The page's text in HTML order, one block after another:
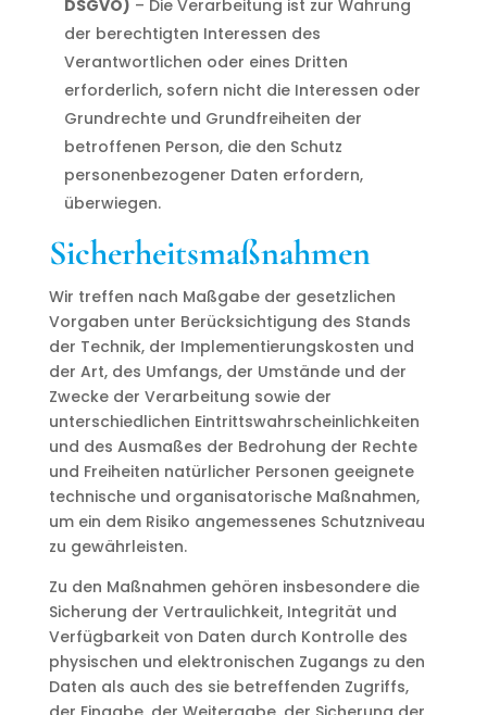
DSGVO) – Die Verarbeitung ist zur Wahrung
der berechtigten Interessen des
Verantwortlichen oder eines Dritten
erforderlich, sofern nicht die Interessen oder
Grundrechte und Grundfreiheiten der
betroffenen Person, die den Schutz
personenbezogener Daten erfordern,
überwiegen.
Sicherheitsmaßnahmen
Wir treffen nach Maßgabe der gesetzlichen
Vorgaben unter Berücksichtigung des Stands
der Technik, der Implementierungskosten und
der Art, des Umfangs, der Umstände und der
Zwecke der Verarbeitung sowie der
unterschiedlichen Eintrittswahrscheinlichkeiten
und des Ausmaßes der Bedrohung der Rechte
und Freiheiten natürlicher Personen geeignete
technische und organisatorische Maßnahmen,
um ein dem Risiko angemessenes Schutzniveau
zu gewährleisten.
Zu den Maßnahmen gehören insbesondere die
Sicherung der Vertraulichkeit, Integrität und
Verfügbarkeit von Daten durch Kontrolle des
physischen und elektronischen Zugangs zu den
Daten als auch des sie betreffenden Zugriffs,